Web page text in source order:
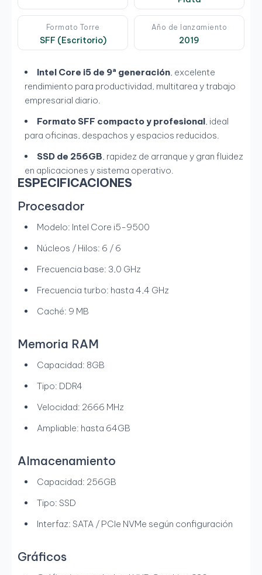
Formato Torre
SFF (Escritorio)
Año de lanzamiento
2019
Intel Core i5 de 9ª generación, excelente
rendimiento para productividad, multitarea y trabajo
empresarial diario.
Formato SFF compacto y profesional, ideal
para oficinas, despachos y espacios reducidos.
SSD de 256GB, rapidez de arranque y gran fluidez
en aplicaciones y sistema operativo.
ESPECIFICACIONES
Procesador
Modelo: Intel Core i5-9500
Núcleos / Hilos: 6 / 6
Frecuencia base: 3,0 GHz
Frecuencia turbo: hasta 4,4 GHz
Caché: 9 MB
Memoria RAM
Capacidad: 8GB
Tipo: DDR4
Velocidad: 2666 MHz
Ampliable: hasta 64GB
Almacenamiento
Capacidad: 256GB
Tipo: SSD
Interfaz: SATA / PCIe NVMe según configuración
Gráficos